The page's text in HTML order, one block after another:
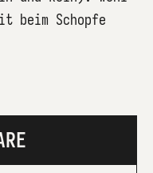
beim Schopfe